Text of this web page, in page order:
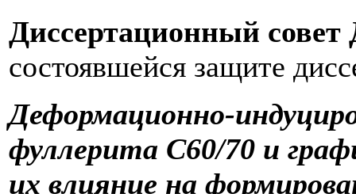
Диссертационный совет
состоявшейся защите
Деформационно-
фуллерита С60/70 и
их влияние на